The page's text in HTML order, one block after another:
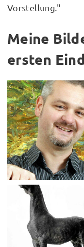
Vorstellung."
Meine
ersten